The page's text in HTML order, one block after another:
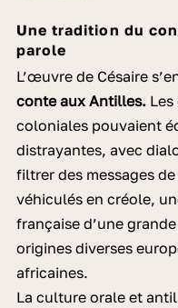
Une tradition du conte et une poésie de la
parole
L’œuvre de Césaire
conte aux Antilles.Les
coloniales pouvaient
distrayantes, avec
filtrer des messages
véhiculés en créole,
française d’une
origines diverses
africaines.
La culture orale et